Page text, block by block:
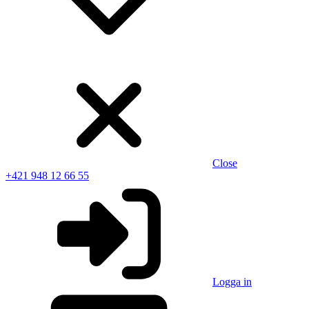
Close
+421 948 12 66 55
Logga in